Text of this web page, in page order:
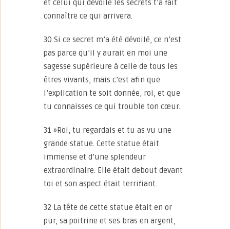
et celui qui dévoile les secrets t’a fait
connaître ce qui arrivera.
30 Si ce secret m’a été dévoilé, ce n’est
pas parce qu’il y aurait en moi une
sagesse supérieure à celle de tous les
êtres vivants, mais c’est afin que
l’explication te soit donnée, roi, et que
tu connaisses ce qui trouble ton cœur.
31 »Roi, tu regardais et tu as vu une
grande statue. Cette statue était
immense et d’une splendeur
extraordinaire. Elle était debout devant
toi et son aspect était terrifiant.
32 La tête de cette statue était en or
pur, sa poitrine et ses bras en argent,